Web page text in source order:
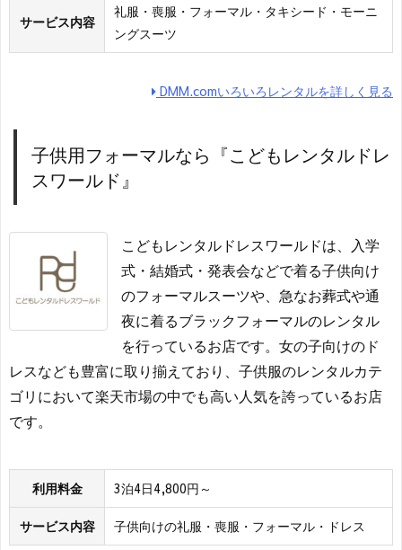
サービス内容
礼服・喪服・フォーマル・タキシード・モーニ
ングスーツ
DMM.comいろいろレンタルを詳しく見る
子供用フォーマルなら『こどもレンタルドレ
スワールド』
こどもレンタルドレスワールドは、入学
式・結婚式・発表会などで着る子供向け
のフォーマルスーツや、急なお葬式や通
夜に着るブラックフォーマルのレンタル
を行っているお店です。女の子向けのド
レスなども豊富に取り揃えており、子供服のレンタルカテ
ゴリにおいて楽天市場の中でも高い人気を誇っているお店
です。
利用料金 3泊4日4,800円～
サービス内容 子供向けの礼服・喪服・フォーマル・ドレス